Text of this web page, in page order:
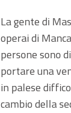
La gente di
operai di
persone sono
portare una
in palese
cambio della